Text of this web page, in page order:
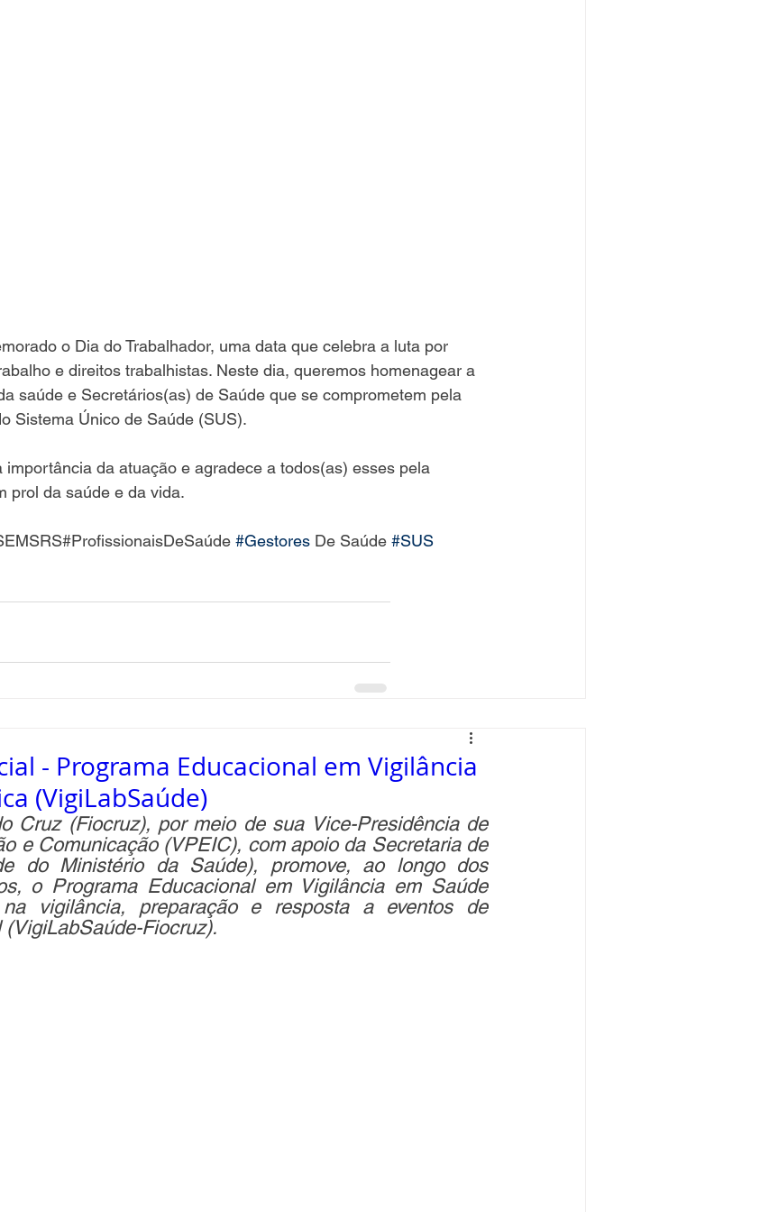
o Dia do Trabalhador, uma data que celebra a luta por
e direitos trabalhistas. Neste dia, queremos homenagear a
saúde e Secretários(as) de Saúde que se comprometem pela
Sistema Único de Saúde (SUS).
importância da atuação e agradece a todos(as) esses pela
prol da saúde e da vida.
#Gestores De Saúde #SUS
- Programa Educacional em Vigilância
(VigiLabSaúde)
Cruz (Fiocruz), por meio de sua Vice-Presidência de
e Comunicação (VPEIC), com apoio da Secretaria de
do Ministério da Saúde), promove, ao longo dos
o Programa Educacional em Vigilância em Saúde
vigilância, preparação e resposta a eventos de
Fiocruz).